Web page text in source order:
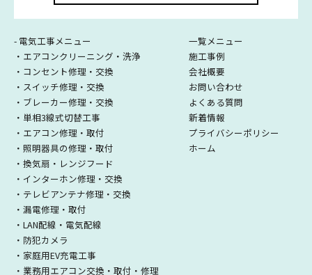
- 電気工事メニュー
・エアコンクリーニング・洗浄
・コンセント修理・交換
・スイッチ修理・交換
・ブレーカー修理・交換
・単相3線式切替工事
・エアコン修理・取付
・照明器具の修理・取付
・換気扇・レンジフード
・インターホン修理・交換
・テレビアンテナ修理・交換
・漏電修理・取付
・LAN配線・電気配線
・防犯カメラ
・家庭用EV充電工事
・業務用エアコン交換・取付・修理
一覧メニュー
施工事例
会社概要
お問い合わせ
よくある質問
新着情報
プライバシーポリシー
ホーム